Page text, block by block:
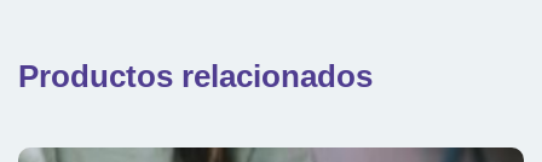
Productos relacionados